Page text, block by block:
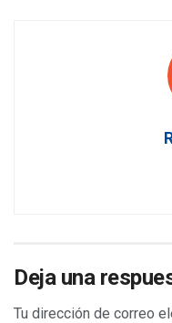
Deja una
Tu dirección de correo